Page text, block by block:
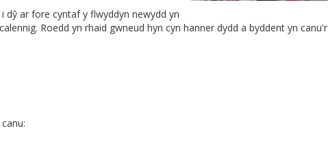
dŷ ar fore cyntaf y flwyddyn newydd yn
Roedd yn rhaid gwneud hyn cyn hanner dydd a byddent yn canu'r